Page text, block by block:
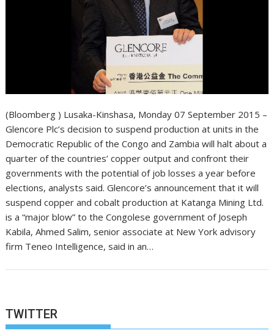
(Bloomberg ) Lusaka-Kinshasa, Monday 07 September 2015 –
Glencore Plc’s decision to suspend production at units in the
Democratic Republic of the Congo and Zambia will halt about a
quarter of the countries’ copper output and confront their
governments with the potential of job losses a year before
elections, analysts said. Glencore’s announcement that it will
suspend copper and cobalt production at Katanga Mining Ltd.
is a “major blow” to the Congolese government of Joseph
Kabila, Ahmed Salim, senior associate at New York advisory
firm Teneo Intelligence, said in an…
TWITTER